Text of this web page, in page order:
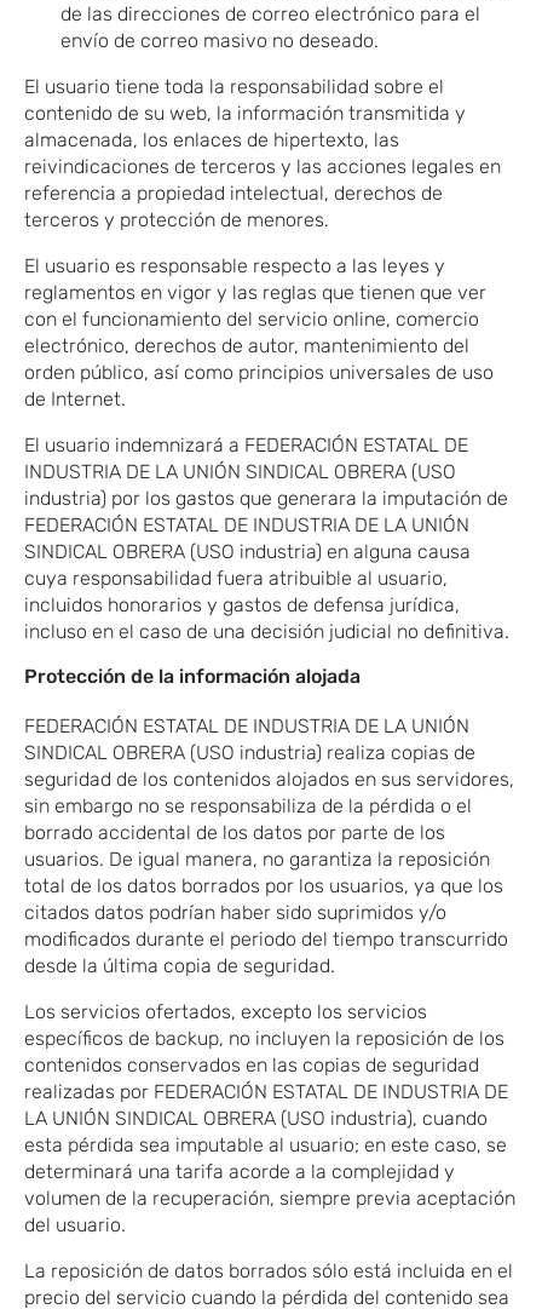
de las direcciones de correo electrónico para el
envío de correo masivo no deseado.
El usuario tiene toda la responsabilidad sobre el
contenido de su web, la información transmitida y
almacenada, los enlaces de hipertexto, las
reivindicaciones de terceros y las acciones legales en
referencia a propiedad intelectual, derechos de
terceros y protección de menores.
El usuario es responsable respecto a las leyes y
reglamentos en vigor y las reglas que tienen que ver
con el funcionamiento del servicio online, comercio
electrónico, derechos de autor, mantenimiento del
orden público, así como principios universales de uso
de Internet.
El usuario indemnizará a FEDERACIÓN ESTATAL DE
INDUSTRIA DE LA UNIÓN SINDICAL OBRERA (USO
industria) por los gastos que generara la imputación de
FEDERACIÓN ESTATAL DE INDUSTRIA DE LA UNIÓN
SINDICAL OBRERA (USO industria) en alguna causa
cuya responsabilidad fuera atribuible al usuario,
incluidos honorarios y gastos de defensa jurídica,
incluso en el caso de una decisión judicial no definitiva.
Protección de la información alojada
FEDERACIÓN ESTATAL DE INDUSTRIA DE LA UNIÓN
SINDICAL OBRERA (USO industria) realiza copias de
seguridad de los contenidos alojados en sus servidores,
sin embargo no se responsabiliza de la pérdida o el
borrado accidental de los datos por parte de los
usuarios. De igual manera, no garantiza la reposición
total de los datos borrados por los usuarios, ya que los
citados datos podrían haber sido suprimidos y/o
modificados durante el periodo del tiempo transcurrido
desde la última copia de seguridad.
Los servicios ofertados, excepto los servicios
específicos de backup, no incluyen la reposición de los
contenidos conservados en las copias de seguridad
realizadas por FEDERACIÓN ESTATAL DE INDUSTRIA DE
LA UNIÓN SINDICAL OBRERA (USO industria), cuando
esta pérdida sea imputable al usuario; en este caso, se
determinará una tarifa acorde a la complejidad y
volumen de la recuperación, siempre previa aceptación
del usuario.
La reposición de datos borrados sólo está incluida en el
precio del servicio cuando la pérdida del contenido sea